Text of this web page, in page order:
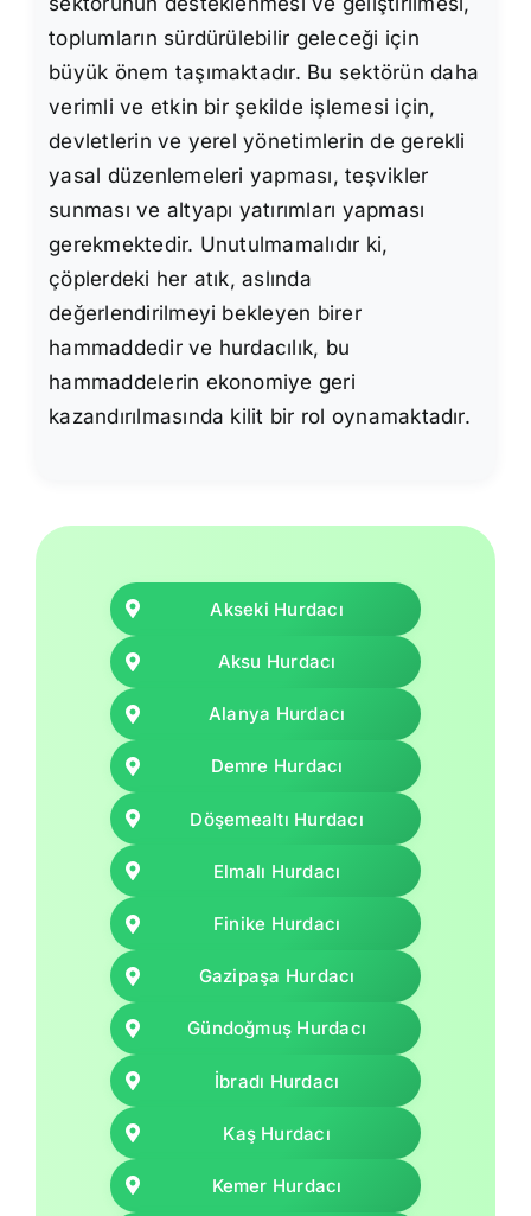
toplumların sürdürülebilir geleceği için
büyük önem taşımaktadır. Bu sektörün daha
verimli ve etkin bir şekilde işlemesi için,
devletlerin ve yerel yönetimlerin de gerekli
yasal düzenlemeleri yapması, teşvikler
sunması ve altyapı yatırımları yapması
gerekmektedir. Unutulmamalıdır ki,
çöplerdeki her atık, aslında
değerlendirilmeyi bekleyen birer
hammaddedir ve hurdacılık, bu
hammaddelerin ekonomiye geri
kazandırılmasında kilit bir rol oynamaktadır.
Akseki Hurdacı
Aksu Hurdacı
Alanya Hurdacı
Demre Hurdacı
Döşemealtı Hurdacı
Elmalı Hurdacı
Finike Hurdacı
Gazipaşa Hurdacı
Gündoğmuş Hurdacı
İbradı Hurdacı
Kaş Hurdacı
Kemer Hurdacı